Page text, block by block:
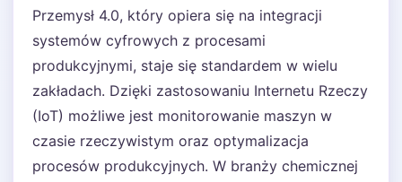
Przemysł 4.0, który opiera się na integracji
systemów cyfrowych z procesami
produkcyjnymi, staje się standardem w wielu
zakładach. Dzięki zastosowaniu Internetu Rzeczy
(IoT) możliwe jest monitorowanie maszyn w
czasie rzeczywistym oraz optymalizacja
procesów produkcyjnych. W branży chemicznej